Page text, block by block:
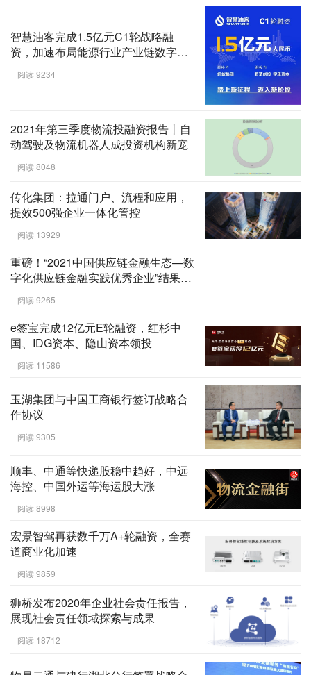
智慧油客完成1.5亿元C1轮战略融
资，加速布局能源行业产业链数字化
赋能
阅读 9234
2021年第三季度物流投融资报告丨自
动驾驶及物流机器人成投资机构新宠
阅读 8048
传化集团：拉通门户、流程和应用，
提效500强企业一体化管控
阅读 13929
重磅！“2021中国供应链金融生态—数
字化供应链金融实践优秀企业”结果揭
晓！
阅读 9265
e签宝完成12亿元E轮融资，红杉中
国、IDG资本、隐山资本领投
阅读 11586
玉湖集团与中国工商银行签订战略合
作协议
阅读 9305
顺丰、中通等快递股稳中趋好，中远
海控、中国外运等海运股大涨
阅读 8998
宏景智驾再获数千万A+轮融资，全赛
道商业化加速
阅读 9859
狮桥发布2020年企业社会责任报告，
展现社会责任领域探索与成果
阅读 18712